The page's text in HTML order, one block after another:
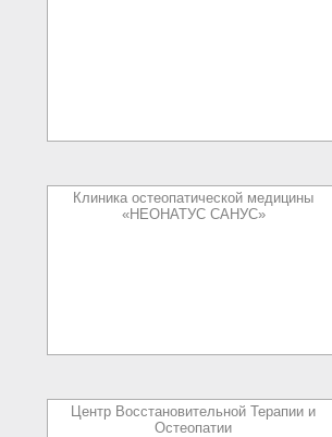
Клиника остеопатической медицины
«НЕОНАТУС САНУС»
Центр Восстановительной Терапии и
Остеопатии